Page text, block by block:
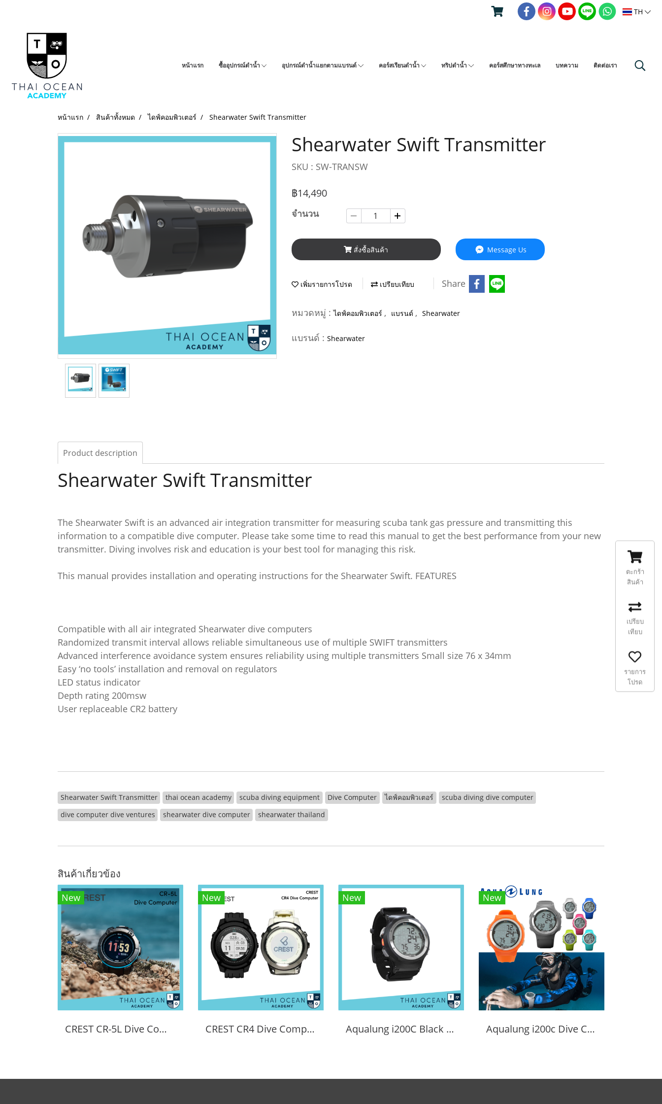
TH
หน้าแรก ซื้ออุปกรณ์ดำน้ำ อุปกรณ์ดำน้ำแยกตามแบรนด์ คอร์สเรียนดำน้ำ ทริปดำน้ำ คอร์สศึกษาทางทะเล บทความ ติดต่อเรา
หน้าแรก สินค้าทั้งหมด ไดฟ์คอมพิวเตอร์ Shearwater Swift Transmitter
Shearwater Swift Transmitter
SKU : SW-TRANSW
฿14,490
จำนวน
สั่งซื้อสินค้า Message Us
เพิ่มรายการโปรด เปรียบเทียบ Share
หมวดหมู่ :ไดฟ์คอมพิวเตอร์ , แบรนด์ , Shearwater
แบรนด์ : Shearwater
Product description
Shearwater Swift Transmitter
The Shearwater Swift is an advanced air integration transmitter for measuring scuba tank gas pressure and transmitting this
information to a compatible dive computer. Please take some time to read this manual to get the best performance from your new
transmitter. Diving involves risk and education is your best tool for managing this risk.
This manual provides installation and operating instructions for the Shearwater Swift. FEATURES
Compatible with all air integrated Shearwater dive computers
Randomized transmit interval allows reliable simultaneous use of multiple SWIFT transmitters
Advanced interference avoidance system ensures reliability using multiple transmitters Small size 76 x 34mm
Easy ‘no tools’ installation and removal on regulators
LED status indicator
Depth rating 200msw
User replaceable CR2 battery
Shearwater Swift Transmitter thai ocean academy scuba diving equipment Dive Computer ไดฟ์คอมพิวเตอร์
scuba diving dive computer
dive computer dive ventures
shearwater dive computer shearwater thailand
สินค้าเกี่ยวข้อง
New
CREST CR-5L Dive Computer
New
CREST CR4 Dive Computer
New
Aqualung i200C Black with Nato Strap Dive Computer
New
Aqualung i200c Dive Computer
ตะกร้า
สินค้า
เปรียบ
เทียบ
รายการ
โปรด